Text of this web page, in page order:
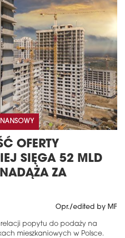
OFERTY
SIĘGA 52 MLD
ZA
Opr./edited by MF
relacji popytu do podaży na
mieszkaniowych w Polsce.
tym wydaniu
arrow_forward
teraz!